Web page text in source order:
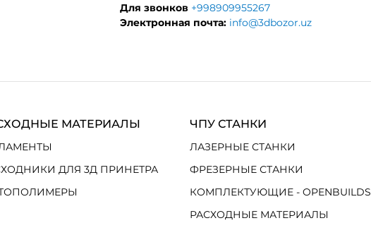
Для звонков +998909955267
Электронная почта: info@3dbozor.uz
МАТЕРИАЛЫ
ДЛЯ 3Д ПРИНЕТРА
ЧПУ СТАНКИ
ЛАЗЕРНЫЕ СТАНКИ
ФРЕЗЕРНЫЕ СТАНКИ
КОМПЛЕКТУЮЩИЕ - OPENBUILDS
РАСХОДНЫЕ МАТЕРИАЛЫ